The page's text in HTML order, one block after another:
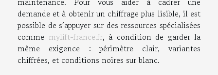
demande et à obtenir un chiffrage plus lisible, il est
possible de s’appuyer sur des ressources spécialisées
comme mylift-france.fr, à condition de garder la
même exigence : périmètre clair, variantes
chiffrées, et conditions noires sur blanc.